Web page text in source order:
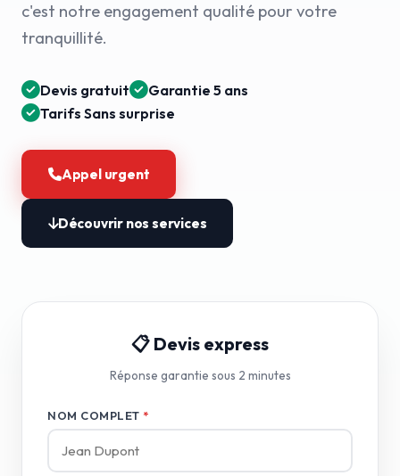
c'est notre engagement qualité pour votre
tranquillité.
Devis gratuit
Garantie 5 ans
Tarifs Sans surprise
Appel urgent
Découvrir nos services
📋 Devis express
Réponse garantie sous 2 minutes
NOM COMPLET *